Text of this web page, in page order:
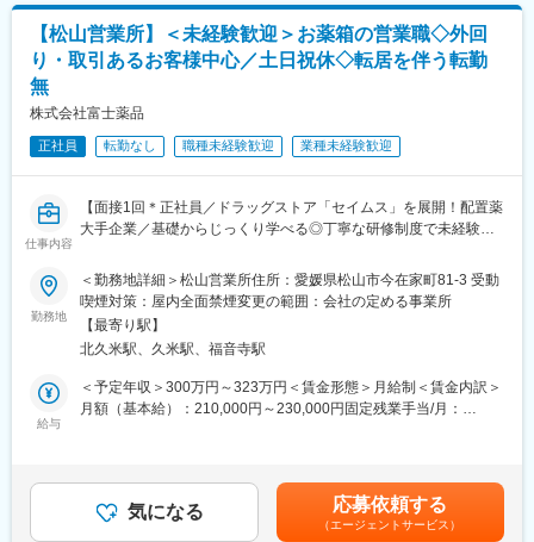
・基本土日祝休み／年3回の大型連休あり
・残業20h以内
・スケジュールに合わせて直行直帰可
・転居を伴う転勤はありません
■やりがい：
・最近、健康のことで困っていることがないかなど、親身にお話
を聞くことで、お客様と信頼関係を築き、お客様の健康管理に貢
献することができます。
・「この薬すごく効き目があって良かったよ。」「こないだのリ
ンゴ酢美味しかった。ちょうどまた買おうと思ってたの。来てく
変更の範囲：会社の定める業務
などからお任せしていきます。
適性を踏まえ、その後は担当領域を割り振り、業務を行っていた
だきます。
■キャリアパス：
ライン長やグループ長などのリーダーポジションへのキャリアア
おり、他の職種へのキャリアチェンジ等も相談可能です。
「熱さまシート」「のどぬーるマスク」をスーパーやドラッグス
トアで小林製薬の製品を見かけたことがあるのではないでしょう
か。テレビで“あったらいいな”のCMが流れ、身近な人たちが日常
的に使っている製品を愛媛の工場で生産しており、その製品の生
■配属先について：
【松山営業所】＜未経験歓迎＞お薬箱の営業職◇外回
り・取引あるお客様中心／土日祝休◇転居を伴う転勤
無
株式会社富士薬品
正社員 転勤なし 職種未経験歓迎 業種未経験歓迎
仕事内容
【面接1回＊正社員／ドラッグストア「セイムス」を展開！配置薬
大手企業／基礎からじっくり学べる◎丁寧な研修制度で未経験の
■職務内容：
担当エリアのお客様（個人宅や企業）へ訪問し、配置薬（お薬
箱）や健康食品の提案をお任せします。
※既に、取引のあるお客様先を訪問するスタイルです。
＜仕事の流れ＞
へ訪問をします。
勤務地
＜勤務地詳細＞松山営業所住所：愛媛県松山市今在家町81-3 受動
喫煙対策：屋内全面禁煙変更の範囲：会社の定める事業所
【最寄り駅】
北久米駅、久米駅、福音寺駅
給与
＜予定年収＞300万円～323万円＜賃金形態＞月給制＜賃金内訳＞
月額（基本給）：210,000円～230,000円固定残業手当/月：
年収は当社規定に基づき、年齢や経験に応じて決定します。・昇
給：年1回（4月）＜モデル給与＞※入社3年目平均基本給＋各種手
当＋業績連動給→総支給月額344,141円※業績連動給：月の予算達
気になる 応募依頼する
（エージェントサービス）